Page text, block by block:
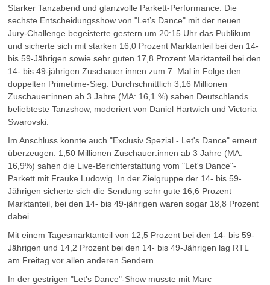
Starker Tanzabend und glanzvolle Parkett-Performance: Die
sechste Entscheidungsshow von "Let’s Dance" mit der neuen
Jury-Challenge begeisterte gestern um 20:15 Uhr das Publikum
und sicherte sich mit starken 16,0 Prozent Marktanteil bei den 14-
bis 59-Jährigen sowie sehr guten 17,8 Prozent Marktanteil bei den
14- bis 49-jährigen Zuschauer:innen zum 7. Mal in Folge den
doppelten Primetime-Sieg. Durchschnittlich 3,16 Millionen
Zuschauer:innen ab 3 Jahre (MA: 16,1 %) sahen Deutschlands
beliebteste Tanzshow, moderiert von Daniel Hartwich und Victoria
Swarovski.
Im Anschluss konnte auch "Exclusiv Spezial - Let's Dance" erneut
überzeugen: 1,50 Millionen Zuschauer:innen ab 3 Jahre (MA:
16,9%) sahen die Live-Berichterstattung vom "Let's Dance"-
Parkett mit Frauke Ludowig. In der Zielgruppe der 14- bis 59-
Jährigen sicherte sich die Sendung sehr gute 16,6 Prozent
Marktanteil, bei den 14- bis 49-jährigen waren sogar 18,8 Prozent
dabei.
Mit einem Tagesmarktanteil von 12,5 Prozent bei den 14- bis 59-
Jährigen und 14,2 Prozent bei den 14- bis 49-Jährigen lag RTL
am Freitag vor allen anderen Sendern.
In der gestrigen "Let's Dance"-Show musste mit Marc